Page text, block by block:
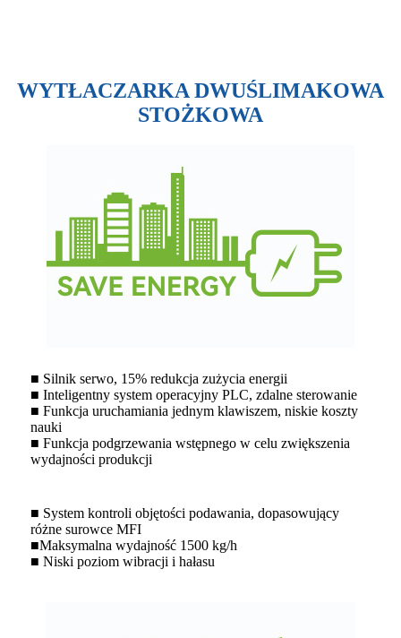
WYTŁACZARKA DWUŚLIMAKOWA
STOŻKOWA
■ Silnik serwo, 15% redukcja zużycia energii
■ Inteligentny system operacyjny PLC, zdalne sterowanie
■ Funkcja uruchamiania jednym klawiszem, niskie koszty
nauki
■ Funkcja podgrzewania wstępnego w celu zwiększenia
wydajności produkcji
■ System kontroli objętości podawania, dopasowujący
różne surowce MFI
■Maksymalna wydajność 1500 kg/h
■ Niski poziom wibracji i hałasu